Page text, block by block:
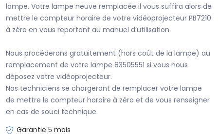
lampe. Votre lampe neuve remplacée il vous suffira alors de
mettre le compteur horaire de votre vidéoprojecteur PB7210
à zéro en vous reportant au manuel d’utilisation.
Nous procéderons gratuitement (hors coût de la lampe) au
remplacement de votre lampe 83505551 si vous nous
déposez votre vidéoprojecteur.
Nos techniciens se chargeront de remplacer votre lampe
de mettre le compteur horaire à zéro et de vous renseigner
en cas de souci technique.
Garantie 5 mois